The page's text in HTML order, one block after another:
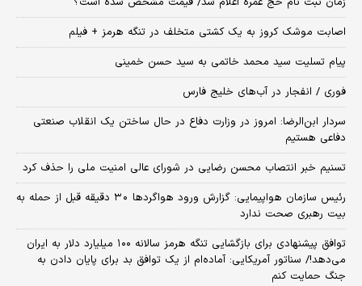
اصابت موشک کروز به یک کشتی متخلف در تنگه هرمز + فیلم
پیام تسلیت سید محمد خاتمی به سید حسن خمینی
فوری / انفجار در آب‌های خلیج فارس
سردار ابن‌الرضا: امروز در وزارت دفاع در حال ساختن یک انقلاب صنعتی
دفاعی هستیم
تسنیم خبر انتصاب محسن رضایی در شورای عالی امنیت ملی را حذف کرد
رئیس سازمان هواپیمایی: گزارش ورود هواگردها ٣٠ دقیقه قبل از حمله به
بیت رهبری صحت ندارد
توافق پیشنهادی برای بازگشایی تنگه هرمز سالانه ۱۰۰ میلیارد دلار به ایران
می‌دهد!/ سناتور آمریکایی: آماده‌ام از یک توافق بد برای پایان دادن به
جنگ حمایت کنم